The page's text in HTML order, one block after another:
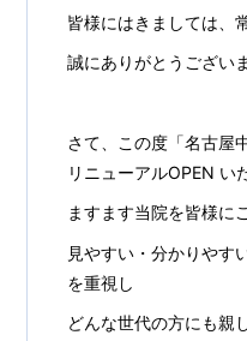
皆様にはきましては、
誠にありがとうございま
さて、この度「名古屋
リニューアルOPEN い
ますます当院を皆様に
見やすい・分かりや
を重視し
どんな世代の方にも親